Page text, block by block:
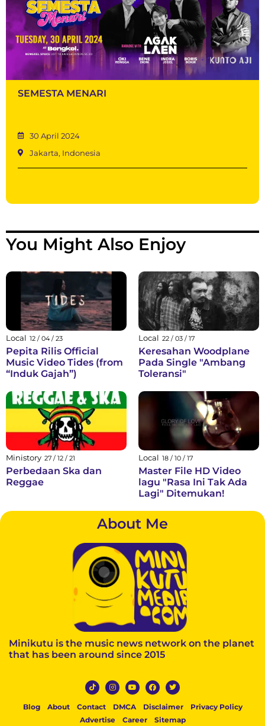
SEMESTA MENARI
30 April 2024
Jakarta, Indonesia
You Might Also Enjoy
Local 12 / 04 / 23
Pepita Rilis Official
Music Video Tides (from
“Induk Gajah”)
Local 22 / 03 / 17
Keresahan Woodplane
Pada Single "Ambang
Toleransi"
Ministory 27 / 12 / 21
Perbedaan Ska dan
Reggae
Local 18 / 10 / 17
Master File HD Video
lagu "Rasa Ini Tak Ada
Lagi" Ditemukan!
About Me
Minikutu is the music news network on the planet
that has been around since 2015
Blog About Contact DMCA Disclaimer
Privacy Policy
Advertise
Career Sitemap